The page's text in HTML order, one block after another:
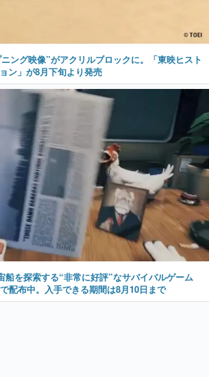
ニング映像”がアクリルブロックに。「東映ヒスト
ン」が8月下旬より発売
船を探索する“非常に好評”なサバイバルゲーム
配布中。入手できる期間は8月10日まで